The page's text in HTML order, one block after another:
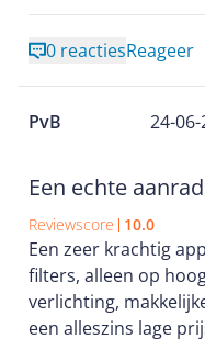
0 reactiesReageer
PvB 24-
Een echte
Reviewscore 10.0
Een zeer krachtig
filters, alleen op
verlichting,
een alleszins lage